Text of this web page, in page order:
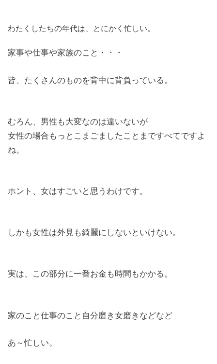
わたくしたちの年代は、とにかく忙しい。
家事や仕事や家族のこと・・・
皆、たくさんのものを背中に背負っている。
むろん、男性も大変なのは違いないが
女性の場合もっとこまごましたことまですべてですよ
ね。
ホント、女はすごいと思うわけです。
しかも女性は外見も綺麗にしないといけない。
実は、この部分に一番お金も時間もかかる。
家のこと仕事のこと自分磨き女磨きなどなど
あ～忙しい。